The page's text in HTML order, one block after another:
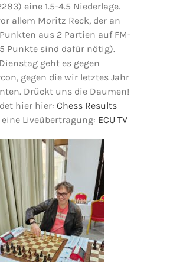
eine 1.5-4.5 Niederlage.
allem Moritz Reck, der an
aus 2 Partien auf FM-
Punkte sind dafür nötig).
geht es gegen
gegen die wir letztes Jahr
Drückt uns die Daumen!
hier hier: Chess Results
Liveübertragung: ECU TV